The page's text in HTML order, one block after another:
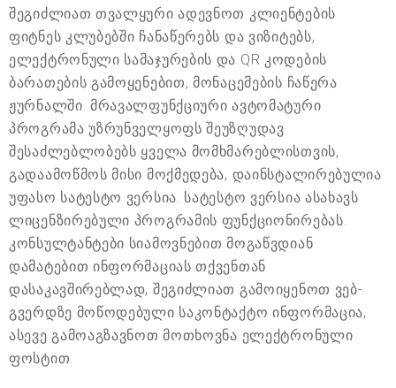
შეგიძლიათ თვალყური ადევნოთ კლიენტების
ფიტნეს კლუბებში ჩანაწერებს და ვიზიტებს,
ელექტრონული სამაჯურების და QR კოდების
ბარათების გამოყენებით, მონაცემების ჩაწერა
ჟურნალში. მრავალფუნქციური ავტომატური
პროგრამა უზრუნველყოფს შეუზღუდავ
შესაძლებლობებს ყველა მომხმარებლისთვის,
გადაამოწმოს მისი მოქმედება, დაინსტალირებულია
უფასო სატესტო ვერსია. სატესტო ვერსია ასახავს
ლიცენზირებული პროგრამის ფუნქციონირებას.
კონსულტანტები სიამოვნებით მოგაწვდიან
დამატებით ინფორმაციას თქვენთან
დასაკავშირებლად, შეგიძლიათ გამოიყენოთ ვებ-
გვერდზე მოწოდებული საკონტაქტო ინფორმაცია,
ასევე გამოაგზავნოთ მოთხოვნა ელექტრონული
ფოსტით.